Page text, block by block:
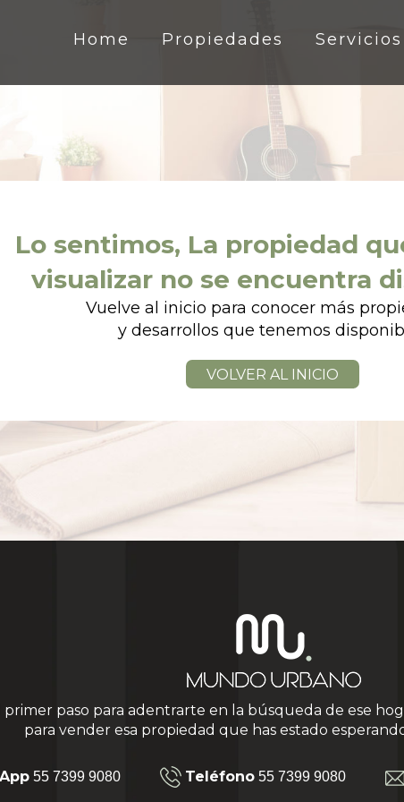
Home Propiedades Servicios
Lo sentimos, La propiedad
visualizar no se encuentra
Vuelve al inicio para conocer más
y desarrollos que tenemos
VOLVER AL INICIO
primer paso para adentrarte en la búsqueda de ese
para vender esa propiedad que has estado
55 7399 9080 Teléfono 55 7399 9080